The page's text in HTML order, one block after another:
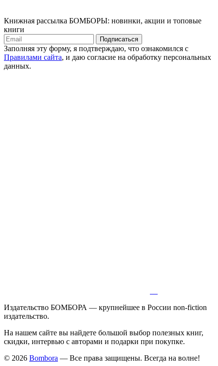
Книжная рассылка БОМБОРЫ: новинки, акции и топовые
книги
Подписаться
Заполняя эту форму, я подтверждаю, что ознакомился с
Правилами сайта, и даю согласие на обработку персональных
данных.
Издательство БОМБОРА — крупнейшее в России non-fiction
издательство.
На нашем сайте вы найдете большой выбор полезных книг,
скидки, интервью с авторами и подарки при покупке.
© 2026 Bombora — Все права защищены. Всегда на волне!